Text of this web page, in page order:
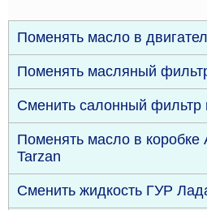
Поменять масло в
Поменять масляный
Сменить салонный фильтр
Поменять масло в
Tarzan
Сменить жидкость ГУР